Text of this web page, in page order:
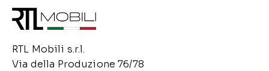
RTL Mobili s.r.l.
Via della Produzione 76/78